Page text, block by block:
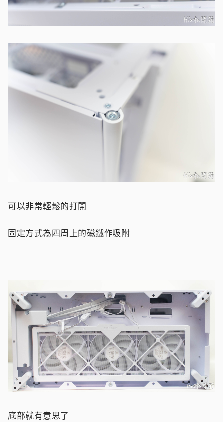
可以非常輕鬆的打開
固定方式為四周上的磁鐵作吸附
底部就有意思了